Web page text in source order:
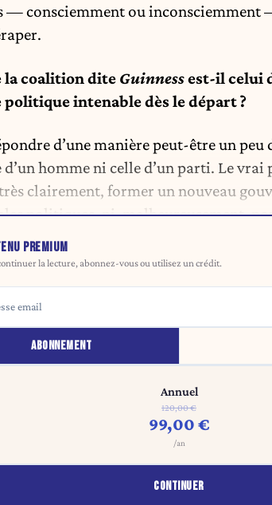
— consciemment ou inconsciemment
la coalition dite Guinnessest-il celui
intenable dès le départ ?
d’une manière peut-être un
d’un homme ni celle d’un parti. Le
clairement, former un nouveau
politiques, ni, malheureusement,
PREMIUM
la lecture, abonnez-vous ou utilisez un crédit.
ABONNEMENT
Annuel
120,00 €
99,00 €
/an
CONTINUER